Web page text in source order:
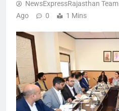
NewsExpressRajasthan Team
Ago
0 1 Mins